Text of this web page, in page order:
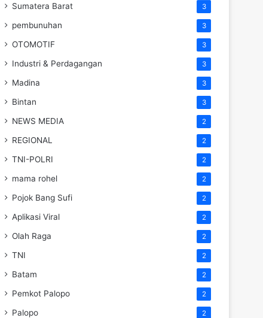
Sumatera Barat 3
pembunuhan 3
OTOMOTIF 3
Industri & Perdagangan 3
Madina 3
Bintan 3
NEWS MEDIA 2
REGIONAL 2
TNI-POLRI 2
mama rohel 2
Pojok Bang Sufi 2
Aplikasi Viral 2
Olah Raga 2
TNI 2
Batam 2
Pemkot Palopo 2
Palopo 2